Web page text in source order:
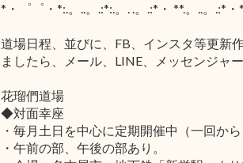
*・゜゜・*:.。..。.:*:.。. .。.:*・ **.。..。.:*・
道場日程、並びに、FB、インスタ等更新
ましたら、メール、LINE、メッセンジャ
花瑠們道場
◆対面幸座
・毎月土日を中心に定期開催中（一回か
・午前の部、午後の部あり。